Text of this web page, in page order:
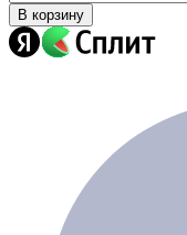
В корзину